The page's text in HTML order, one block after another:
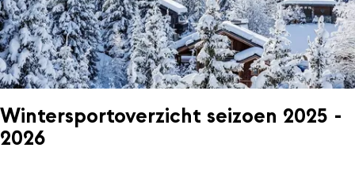
Wintersportoverzicht seizoen 2025 -
2026